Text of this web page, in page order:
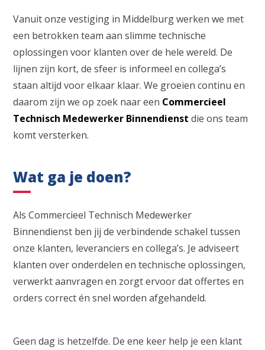
Vanuit onze vestiging in Middelburg werken we met
een betrokken team aan slimme technische
oplossingen voor klanten over de hele wereld. De
lijnen zijn kort, de sfeer is informeel en collega’s
staan altijd voor elkaar klaar. We groeien continu en
daarom zijn we op zoek naar een Commercieel
Technisch Medewerker Binnendienst die ons team
komt versterken.
Wat ga je doen?
Als Commercieel Technisch Medewerker
Binnendienst ben jij de verbindende schakel tussen
onze klanten, leveranciers en collega’s. Je adviseert
klanten over onderdelen en technische oplossingen,
verwerkt aanvragen en zorgt ervoor dat offertes en
orders correct én snel worden afgehandeld.
Geen dag is hetzelfde. De ene keer help je een klant